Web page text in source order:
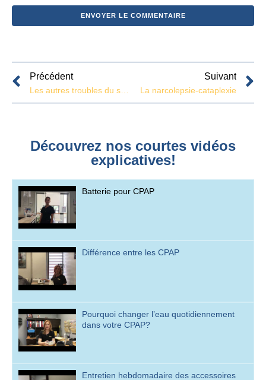
Précédent Suivant
La narcolepsie-cataplexie
Découvrez nos courtes vidéos
explicatives!
Batterie pour CPAP
Différence entre les CPAP
Pourquoi changer l’eau quotidiennement
dans votre CPAP?
Entretien hebdomadaire des accessoires